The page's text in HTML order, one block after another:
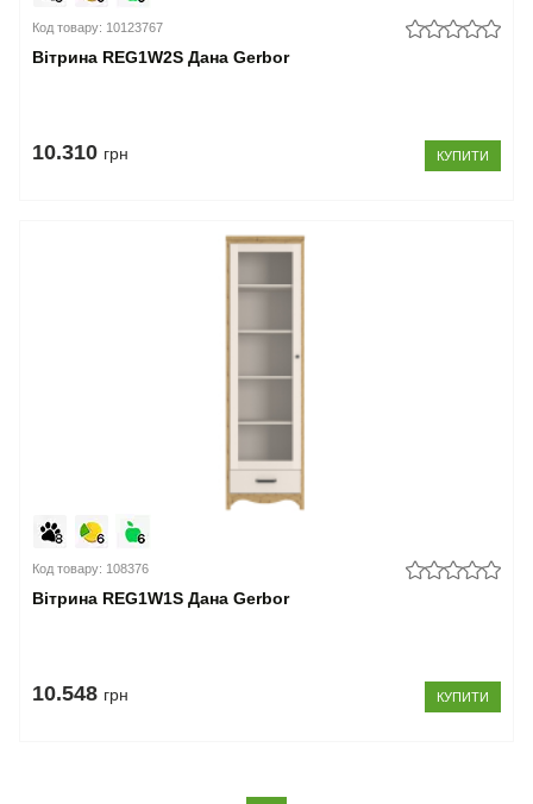
Код товару: 10123767
Вітрина REG1W2S Дана Gerbor
10.310 грн КУПИТИ
Код товару: 108376
Вітрина REG1W1S Дана Gerbor
10.548 грн КУПИТИ